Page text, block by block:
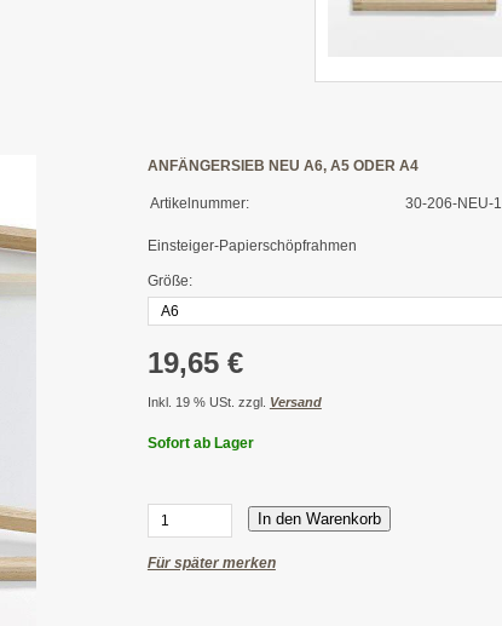
ANFÄNGERSIEB NEU A6, A5 ODER A4
Artikelnummer: 30-206-NEU-1
Einsteiger-Papierschöpfrahmen
Größe:
19,65 €
Inkl. 19 % USt. zzgl. Versand
Sofort ab Lager
In den Warenkorb
Für später merken